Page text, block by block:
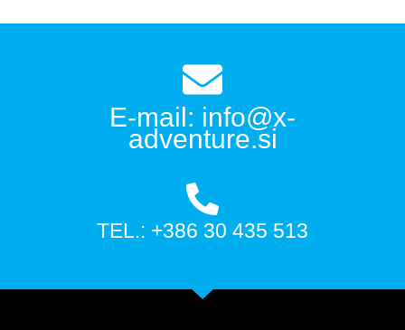
E-mail: info@x-
adventure.si
TEL.: +386 30 435 513